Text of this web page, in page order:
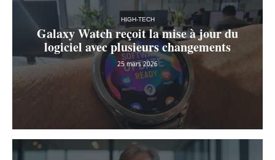
HIGH-TECH
Galaxy Watch reçoit la mise à jour du
logiciel avec plusieurs changements
25 mars 2026